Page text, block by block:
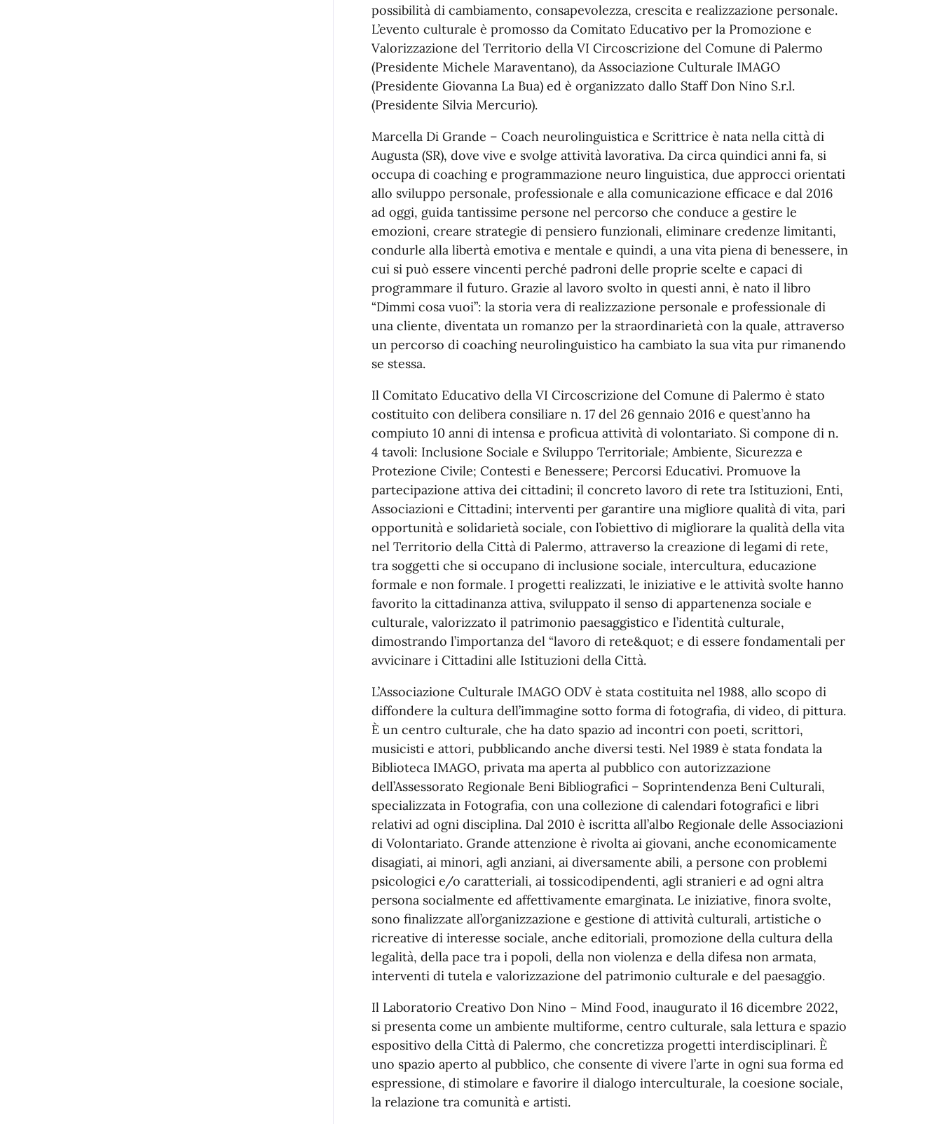
possibilità di cambiamento, consapevolezza, crescita e realizzazione personale.
L’evento culturale è promosso da Comitato Educativo per la Promozione e
Valorizzazione del Territorio della VI Circoscrizione del Comune di Palermo
(Presidente Michele Maraventano), da Associazione Culturale IMAGO
(Presidente Giovanna La Bua) ed è organizzato dallo Staff Don Nino S.r.l.
(Presidente Silvia Mercurio).
Marcella Di Grande – Coach neurolinguistica e Scrittrice è nata nella città di
Augusta (SR), dove vive e svolge attività lavorativa. Da circa quindici anni fa, si
occupa di coaching e programmazione neuro linguistica, due approcci orientati
allo sviluppo personale, professionale e alla comunicazione efficace e dal 2016
ad oggi, guida tantissime persone nel percorso che conduce a gestire le
emozioni, creare strategie di pensiero funzionali, eliminare credenze limitanti,
condurle alla libertà emotiva e mentale e quindi, a una vita piena di benessere, in
cui si può essere vincenti perché padroni delle proprie scelte e capaci di
programmare il futuro. Grazie al lavoro svolto in questi anni, è nato il libro
“Dimmi cosa vuoi”: la storia vera di realizzazione personale e professionale di
una cliente, diventata un romanzo per la straordinarietà con la quale, attraverso
un percorso di coaching neurolinguistico ha cambiato la sua vita pur rimanendo
se stessa.
Il Comitato Educativo della VI Circoscrizione del Comune di Palermo è stato
costituito con delibera consiliare n. 17 del 26 gennaio 2016 e quest’anno ha
compiuto 10 anni di intensa e proficua attività di volontariato. Si compone di n.
4 tavoli: Inclusione Sociale e Sviluppo Territoriale; Ambiente, Sicurezza e
Protezione Civile; Contesti e Benessere; Percorsi Educativi. Promuove la
partecipazione attiva dei cittadini; il concreto lavoro di rete tra Istituzioni, Enti,
Associazioni e Cittadini; interventi per garantire una migliore qualità di vita, pari
opportunità e solidarietà sociale, con l’obiettivo di migliorare la qualità della vita
nel Territorio della Città di Palermo, attraverso la creazione di legami di rete,
tra soggetti che si occupano di inclusione sociale, intercultura, educazione
formale e non formale. I progetti realizzati, le iniziative e le attività svolte hanno
favorito la cittadinanza attiva, sviluppato il senso di appartenenza sociale e
culturale, valorizzato il patrimonio paesaggistico e l’identità culturale,
dimostrando l’importanza del “lavoro di rete&quot; e di essere fondamentali per
avvicinare i Cittadini alle Istituzioni della Città.
L’Associazione Culturale IMAGO ODV è stata costituita nel 1988, allo scopo di
diffondere la cultura dell’immagine sotto forma di fotografia, di video, di pittura.
È un centro culturale, che ha dato spazio ad incontri con poeti, scrittori,
musicisti e attori, pubblicando anche diversi testi. Nel 1989 è stata fondata la
Biblioteca IMAGO, privata ma aperta al pubblico con autorizzazione
dell’Assessorato Regionale Beni Bibliografici – Soprintendenza Beni Culturali,
specializzata in Fotografia, con una collezione di calendari fotografici e libri
relativi ad ogni disciplina. Dal 2010 è iscritta all’albo Regionale delle Associazioni
di Volontariato. Grande attenzione è rivolta ai giovani, anche economicamente
disagiati, ai minori, agli anziani, ai diversamente abili, a persone con problemi
psicologici e/o caratteriali, ai tossicodipendenti, agli stranieri e ad ogni altra
persona socialmente ed affettivamente emarginata. Le iniziative, finora svolte,
sono finalizzate all’organizzazione e gestione di attività culturali, artistiche o
ricreative di interesse sociale, anche editoriali, promozione della cultura della
legalità, della pace tra i popoli, della non violenza e della difesa non armata,
interventi di tutela e valorizzazione del patrimonio culturale e del paesaggio.
Il Laboratorio Creativo Don Nino – Mind Food, inaugurato il 16 dicembre 2022,
si presenta come un ambiente multiforme, centro culturale, sala lettura e spazio
espositivo della Città di Palermo, che concretizza progetti interdisciplinari. È
uno spazio aperto al pubblico, che consente di vivere l’arte in ogni sua forma ed
espressione, di stimolare e favorire il dialogo interculturale, la coesione sociale,
la relazione tra comunità e artisti.